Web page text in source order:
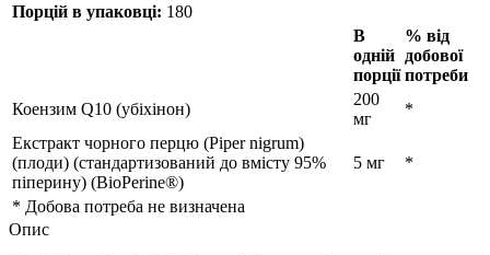
Порцій в упаковці: 180
В
одній
порції
% від
добової
потреби
Коензим Q10 (убіхінон)
200
мг
*
Екстракт чорного перцю (Piper nigrum)
(плоди) (стандартизований до вмісту 95%
піперину) (BioPerine®)
5 мг *
* Добова потреба не визначена
Опис